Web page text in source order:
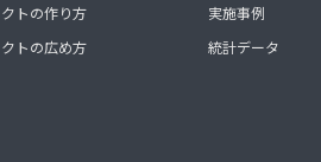
トの作り方
トの広め方
実施事例
統計データ